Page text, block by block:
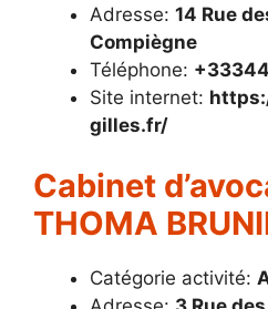
Adresse: 14 Rue
Compiègne
Téléphone:
Site internet:
gilles.fr/
Cabinet
THOMA
Catégorie activité: